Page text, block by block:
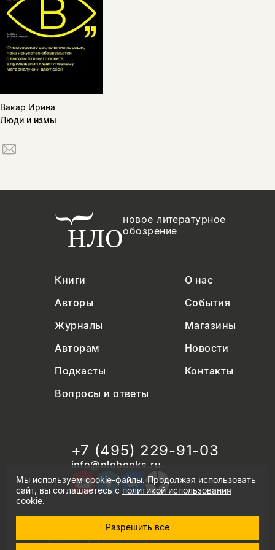
Вакар Ирина
Люди и измы
новое литературное
обозрение
Книги
О нас
Авторы
События
Журналы
Магазины
Авторам
Новости
Подкасты
Контакты
Вопросы и ответы
+7 (495) 229-91-03
info@nlobooks.ru
© Новое литературное обозрение. 2026
правила продажи товаров
Мы используем cookie-файлы. Продолжая использовать
сайт, вы соглашаетесь сполитикой использования
cookie.
Разрешить все